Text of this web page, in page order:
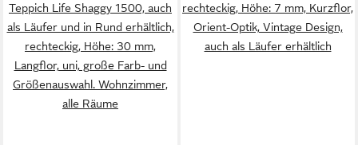
Teppich Life Shaggy 1500, auch
als Läufer und in Rund erhältlich,
rechteckig, Höhe: 30 mm,
Langflor, uni, große Farb- und
Größenauswahl. Wohnzimmer,
alle Räume
rechteckig, Höhe: 7 mm, Kurzflor,
Orient-Optik, Vintage Design,
auch als Läufer erhältlich